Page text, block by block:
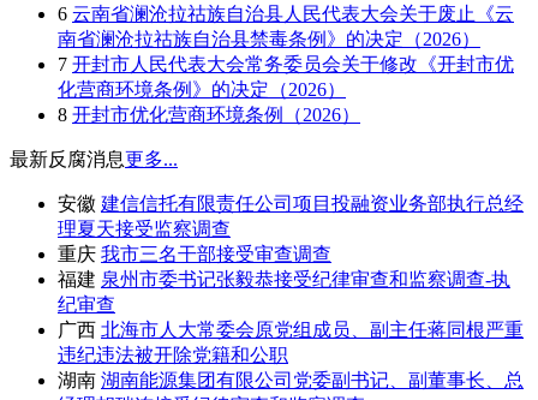
6 云南省澜沧拉祜族自治县人民代表大会关于废止《云
南省澜沧拉祜族自治县禁毒条例》的决定（2026）
7 开封市人民代表大会常务委员会关于修改《开封市优
化营商环境条例》的决定（2026）
8 开封市优化营商环境条例（2026）
最新反腐消息更多...
安徽 建信信托有限责任公司项目投融资业务部执行总经
理夏天接受监察调查
重庆 我市三名干部接受审查调查
福建 泉州市委书记张毅恭接受纪律审查和监察调查-执
纪审查
广西 北海市人大常委会原党组成员、副主任蒋同根严重
违纪违法被开除党籍和公职
湖南 湖南能源集团有限公司党委副书记、副董事长、总